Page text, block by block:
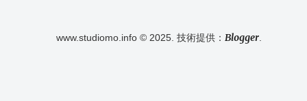
www.studiomo.info © 2025. 技術提供： Blogger.